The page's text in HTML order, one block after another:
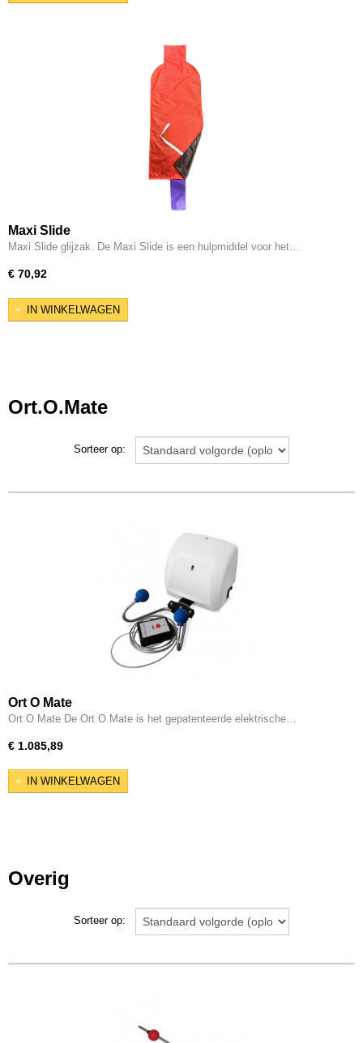
Maxi Slide
Maxi Slide glijzak. De Maxi Slide is een hulpmiddel voor het…
€ 70,92
IN WINKELWAGEN
Ort.O.Mate
Sorteer op:
Ort O Mate
Ort O Mate De Ort O Mate is het gepatenteerde elektrische…
€ 1.085,89
IN WINKELWAGEN
Overig
Sorteer op: